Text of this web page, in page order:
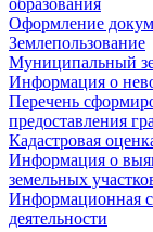
образования
Оформление
Землепользование
Муниципальный
Информация о
Перечень
предоставления
Кадастровая
Информация о
земельных
Информационная
деятельности